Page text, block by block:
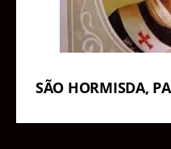
SÃO HORMISDA,